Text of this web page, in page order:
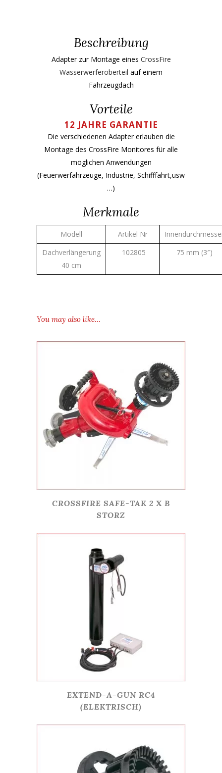
Beschreibung
Adapter zur Montage eines CrossFire
Wasserwerferoberteil auf einem
Fahrzeugdach
Vorteile
12 JAHRE GARANTIE
Die verschiedenen Adapter erlauben die
Montage des CrossFire Monitores für alle
möglichen Anwendungen
(Feuerwerfahrzeuge, Industrie, Schifffahrt,usw
…)
Merkmale
Modell Artikel Nr
Dachverlängerung
40 cm
102805 75 mm (3″)
You may also like…
CROSSFIRE SAFE-TAK 2 X B
STORZ
EXTEND-A-GUN RC4
(ELEKTRISCH)